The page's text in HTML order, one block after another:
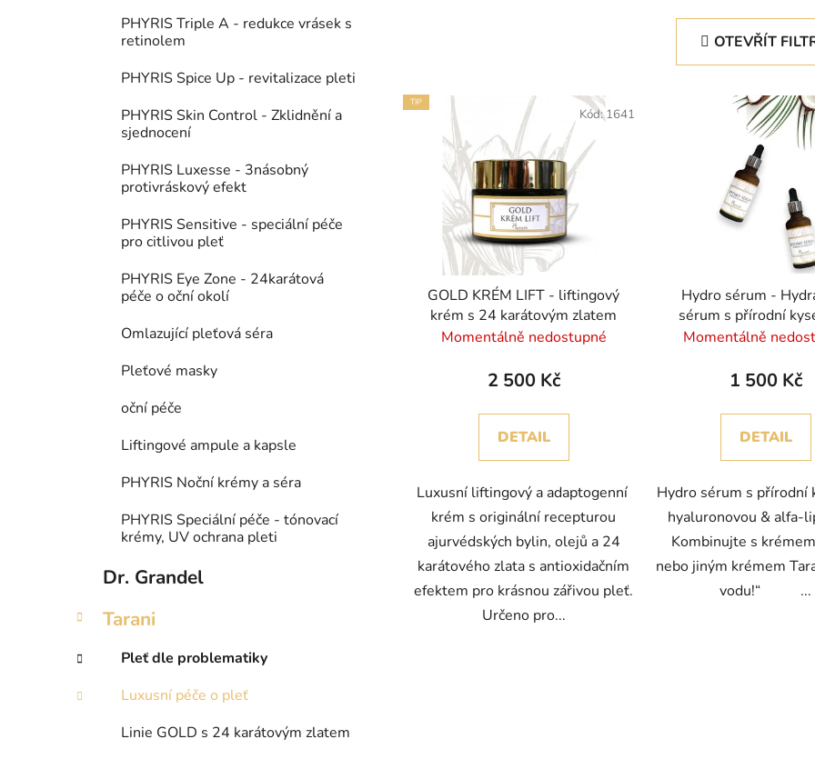
PHYRIS Triple A - redukce vrásek s
retinolem
PHYRIS Spice Up - revitalizace pleti
PHYRIS Skin Control - Zklidnění a
sjednocení
PHYRIS Luxesse - 3násobný
protivráskový efekt
PHYRIS Sensitive - speciální péče
pro citlivou pleť
PHYRIS Eye Zone - 24karátová
péče o oční okolí
Omlazující pleťová séra
Pleťové masky
oční péče
Liftingové ampule a kapsle
PHYRIS Noční krémy a séra
PHYRIS Speciální péče - tónovací
krémy, UV ochrana pleti
Dr. Grandel
Tarani
Pleť dle problematiky
Luxusní péče o pleť
Linie GOLD s 24 karátovým zlatem
OTEVŘÍT
V
ý
TIP
GOLD KRÉM LIFT - liftingový
krém s 24 karátovým zlatem
Momentálně nedostupné
2 500 Kč
DETAIL
Luxusní liftingový a adaptogenní
krém s originální recepturou
ajurvédských bylin, olejů a 24
karátového zlata s antioxidačním
efektem pro krásnou zářivou pleť.
Určeno pro...
Kód:1641
Hydro sérum -
sérum s přírodní
hyaluronovu
Momentálně
1 500 Kč
DETAIL
Hydro sérum s přírodní
hyaluronovou & alfa-
Kombinujte s
nebo jiným krémem
vodu!“ ...